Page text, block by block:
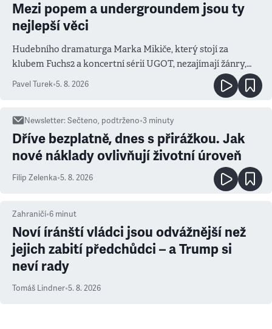
Mezi popem a undergroundem jsou ty
nejlepší věci
Hudebního dramaturga Marka Mikiče, který stojí za
klubem Fuchs2 a koncertní sérií UGOT, nezajímají žánry,
ale atmosféra
Pavel Turek•5. 8. 2026
Newsletter:Sečteno, podtrženo•3 minuty
Dříve bezplatně, dnes s přirážkou. Jak
nové náklady ovlivňují životní úroveň
Filip Zelenka•5. 8. 2026
Zahraničí•6 minut
Noví íránští vládci jsou odvážnější než
jejich zabití předchůdci – a Trump si
neví rady
Tomáš Lindner•5. 8. 2026